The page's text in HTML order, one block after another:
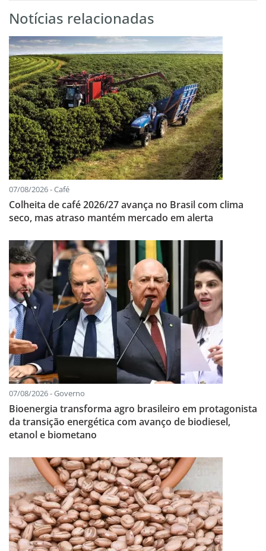
Notícias relacionadas
07/08/2026 - Café
Colheita de café 2026/27 avança no Brasil com clima
seco, mas atraso mantém mercado em alerta
07/08/2026 - Governo
Bioenergia transforma agro brasileiro em protagonista
da transição energética com avanço de biodiesel,
etanol e biometano